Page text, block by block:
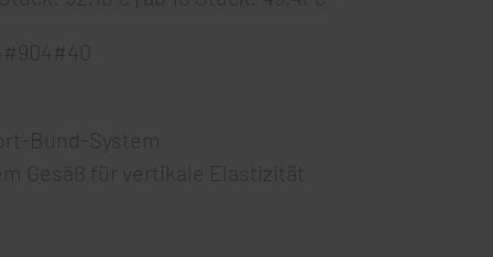
Bund-System
Gesäß für vertikale Elastizität